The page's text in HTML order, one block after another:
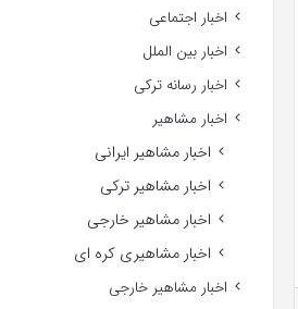
اخبار اجتماعی
اخبار بین الملل
اخبار رسانه ترکی
اخبار مشاهیر
اخبار مشاهیر ایرانی
اخبار مشاهیر ترکی
اخبار مشاهیر خارجی
اخبار مشاهیری کره ای
اخبار مشاهیر خارجی